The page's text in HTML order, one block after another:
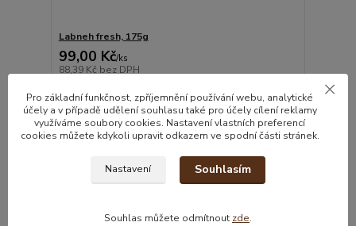
Labneh fresh, 175g
99,00 Kč/ks
88,39 Kč bez DPH
Detail
Pro základní funkčnost, zpříjemnění používání webu, analytické
účely a v případě udělení souhlasu také pro účely cílení reklamy
využíváme soubory cookies. Nastavení vlastních preferencí
cookies můžete kdykoli upravit odkazem ve spodní části stránek.
Nastavení Souhlasím
Souhlas můžete odmítnout zde.